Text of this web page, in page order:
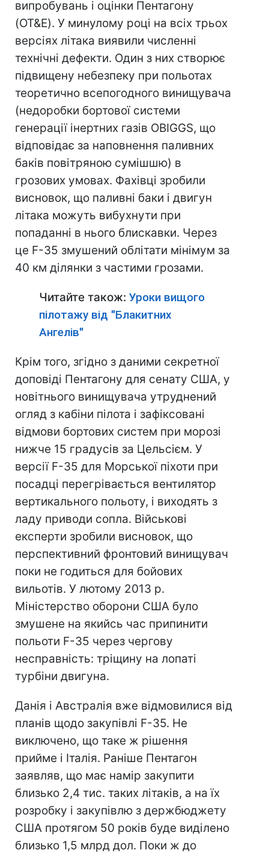
випробувань і оцінки Пентагону
(OT&E). У минулому році на всіх трьох
версіях літака виявили численні
технічні дефекти. Один з них створює
підвищену небезпеку при польотах
теоретично всепогодного винищувача
(недоробки бортової системи
генерації інертних газів OBIGGS, що
відповідає за наповнення паливних
баків повітряною сумішшю) в
грозових умовах. Фахівці зробили
висновок, що паливні баки і двигун
літака можуть вибухнути при
попаданні в нього блискавки. Через
це F-35 змушений облітати мінімум за
40 км ділянки з частими грозами.
Читайте також: Уроки вищого
пілотажу від "Блакитних
Ангелів"
Крім того, згідно з даними секретної
доповіді Пентагону для сенату США, у
новітнього винищувача утруднений
огляд з кабіни пілота і зафіксовані
відмови бортових систем при морозі
нижче 15 градусів за Цельсієм. У
версії F-35 для Морської піхоти при
посадці перегрівається вентилятор
вертикального польоту, і виходять з
ладу приводи сопла. Військові
експерти зробили висновок, що
перспективний фронтовий винищувач
поки не годиться для бойових
вильотів. У лютому 2013 р.
Міністерство оборони США було
змушене на якийсь час припинити
польоти F-35 через чергову
несправність: тріщину на лопаті
турбіни двигуна.
Данія і Австралія вже відмовилися від
планів щодо закупівлі F-35. Не
виключено, що таке ж рішення
прийме і Італія. Раніше Пентагон
заявляв, що має намір закупити
близько 2,4 тис. таких літаків, а на їх
розробку і закупівлю з держбюджету
США протягом 50 років буде виділено
близько 1,5 млрд дол. Поки ж до